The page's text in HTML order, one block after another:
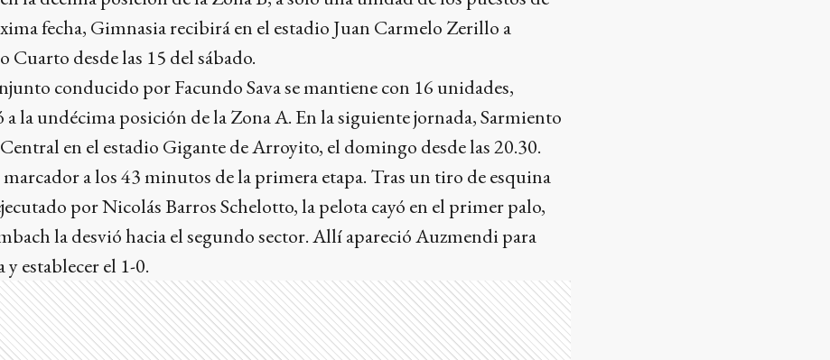
fecha, Gimnasia recibirá en el estadio Juan Carmelo Zerillo a
Cuarto desde las 15 del sábado.
conducido por Facundo Sava se mantiene con 16 unidades,
a la undécima posición de la Zona A. En la siguiente jornada, Sarmiento
en el estadio Gigante de Arroyito, el domingo desde las 20.30.
a los 43 minutos de la primera etapa. Tras un tiro de esquina
por Nicolás Barros Schelotto, la pelota cayó en el primer palo,
la desvió hacia el segundo sector. Allí apareció Auzmendi para
y establecer el 1-0.